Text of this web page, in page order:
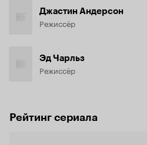
Джастин Андерсон
Режиссёр
Эд Чарльз
Режиссёр
Рейтинг сериала